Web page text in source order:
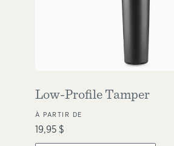
Low-Profile Tamper
À PARTIR DE
19,95 $